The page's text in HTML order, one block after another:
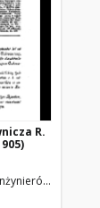
i
R.
i